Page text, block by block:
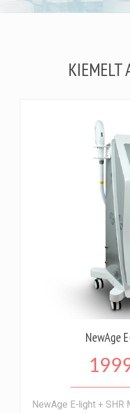
KIEMELT
NewAge
NewAge E-light +